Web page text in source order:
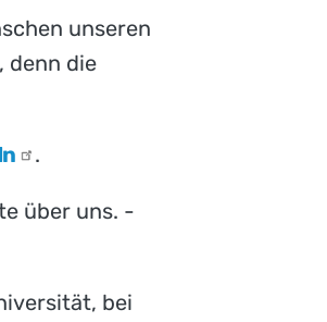
unseren
denn die
.
über uns. -
bei